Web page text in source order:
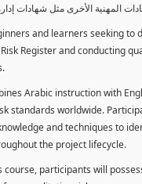
and learners seeking to
Register and conducting
Arabic instruction with
standards worldwide.
and techniques to
the project lifecycle.
course, participants will